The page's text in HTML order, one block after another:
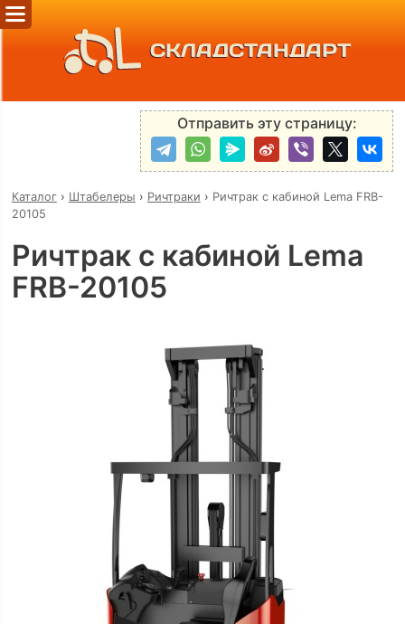
СКЛАДСТАНДАРТ
Отправить эту страницу:
Каталог› Штабелеры › Ричтраки › Ричтрак с кабиной Lema FRB-
20105
Ричтрак с кабиной Lema
FRB-20105